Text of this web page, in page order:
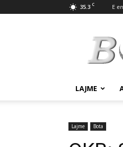
35.3 C E
Boin
LAJME
Lajme Bota